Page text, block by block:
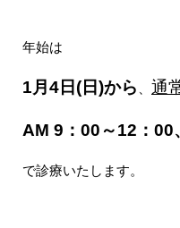
年始は
1月4日(日)から 通
AM 9：00～12：00
で診療いたします。